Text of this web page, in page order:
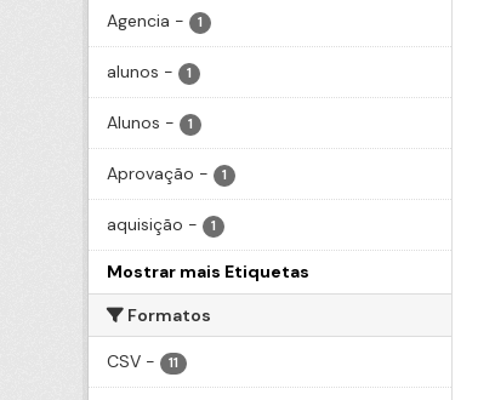
Agencia - 1
alunos - 1
Alunos - 1
Aprovação - 1
aquisição - 1
Mostrar mais Etiquetas
Formatos
CSV - 11